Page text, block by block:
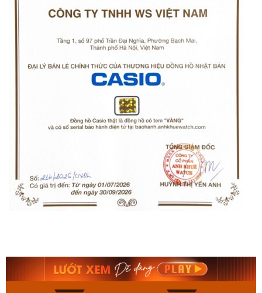
Mua ngay Mua ngay